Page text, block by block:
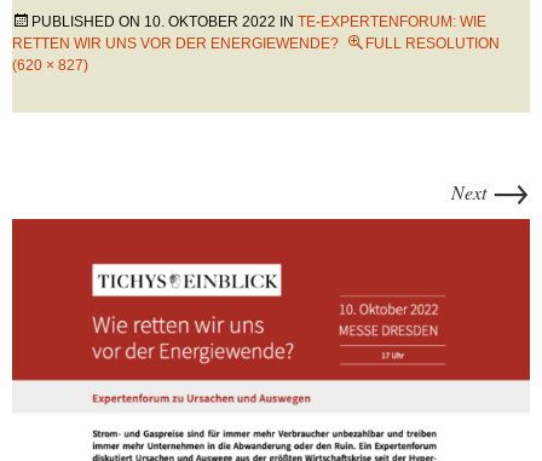
PUBLISHED ON 10. OKTOBER 2022 IN TE-EXPERTENFORUM: WIE
RETTEN WIR UNS VOR DER ENERGIEWENDE?
FULL RESOLUTION
(620 × 827)
Next →